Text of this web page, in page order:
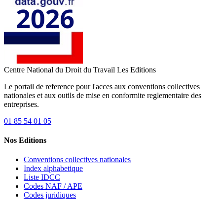
Centre National du Droit du Travail Les Editions
Le portail de reference pour l'acces aux conventions collectives
nationales et aux outils de mise en conformite reglementaire des
entreprises.
01 85 54 01 05
Nos Editions
Conventions collectives nationales
Index alphabetique
Liste IDCC
Codes NAF / APE
Codes juridiques